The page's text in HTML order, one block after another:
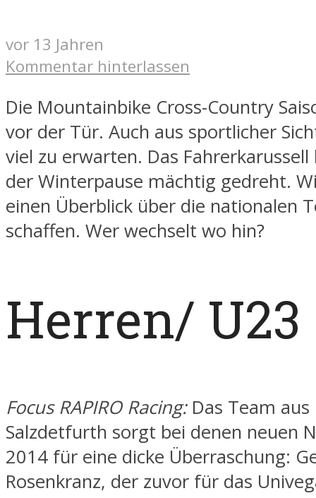
vor 13 Jahren
Kommentar hinterlassen
Die Mountainbike Cross-Country
vor der Tür. Auch aus sportlicher
viel zu erwarten. Das
der Winterpause mächtig gedreht.
einen Überblick über die nationalen
schaffen. Wer wechselt wo hin?
Herren/ U23
Focus RAPIRO Racing: Das Team aus
Salzdetfurth sorgt bei denen neuen
2014 für eine dicke Überraschung:
Rosenkranz, der zuvor für das